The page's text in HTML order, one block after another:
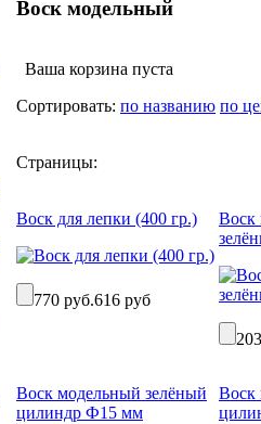
Воск модельный
Ваша корзина пуста
Сортировать: по названию по
Страницы:
Воск для лепки (400 гр.)
770 руб.616 руб
Воск
Воск модельный зелёный
цилиндр Ф15 мм
Воск